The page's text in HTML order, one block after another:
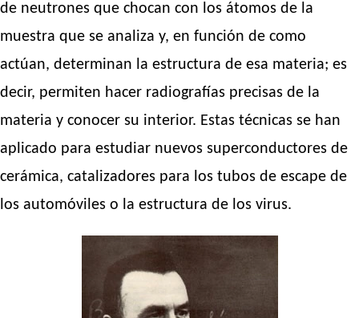
de neutrones que chocan con los átomos de la
muestra que se analiza y, en función de como
actúan, determinan la estructura de esa materia; es
decir, permiten hacer radiografías precisas de la
materia y conocer su interior. Estas técnicas se han
aplicado para estudiar nuevos superconductores de
cerámica, catalizadores para los tubos de escape de
los automóviles o la estructura de los virus.